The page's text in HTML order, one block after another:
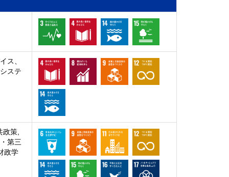
ス、
ステ
策,
第三
政学